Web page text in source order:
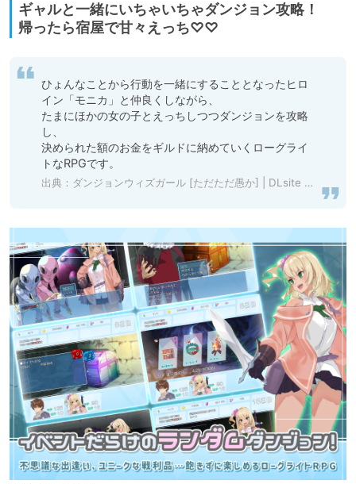
ギャルと一緒にいちゃいちゃダンジョン攻略！
帰ったら宿屋で甘々えっち♡♡
ひょんなことから行動を一緒にすることとなったヒロ
イン「モニカ」と仲良くしながら、
たまにほかの女の子とえっちしつつダンジョンを攻略
し、
決められた額のお金をギルドに納めていくローグライ
トなRPGです。
出典： ダンジョンウィズガール [ただただ愚か] | DLsite 同人 - R18